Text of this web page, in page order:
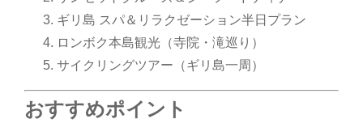
ギリ島 スパ＆リラクゼーション半日プラン
ロンボク本島観光（寺院・滝巡り）
サイクリングツアー（ギリ島一周）
おすすめポイント